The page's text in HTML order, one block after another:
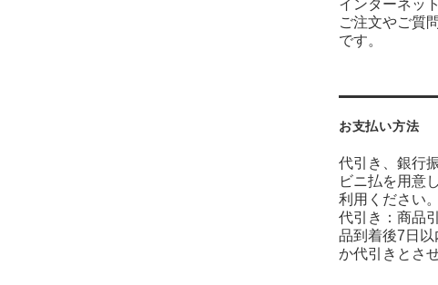
インターネッ
ご注文やご質
です。
お支払い方法
代引き、銀行
ビニ払を用意
利用ください。
代引き：商品
品到着後7日以
か代引きとさ